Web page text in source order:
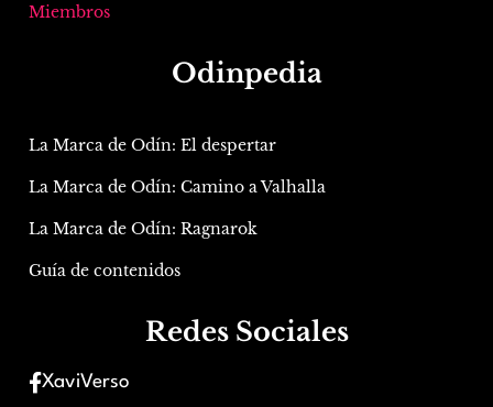
Miembros
Odinpedia
La Marca de Odín: El despertar
La Marca de Odín: Camino a Valhalla
La Marca de Odín: Ragnarok
Guía de contenidos
Redes Sociales
XaviVerso